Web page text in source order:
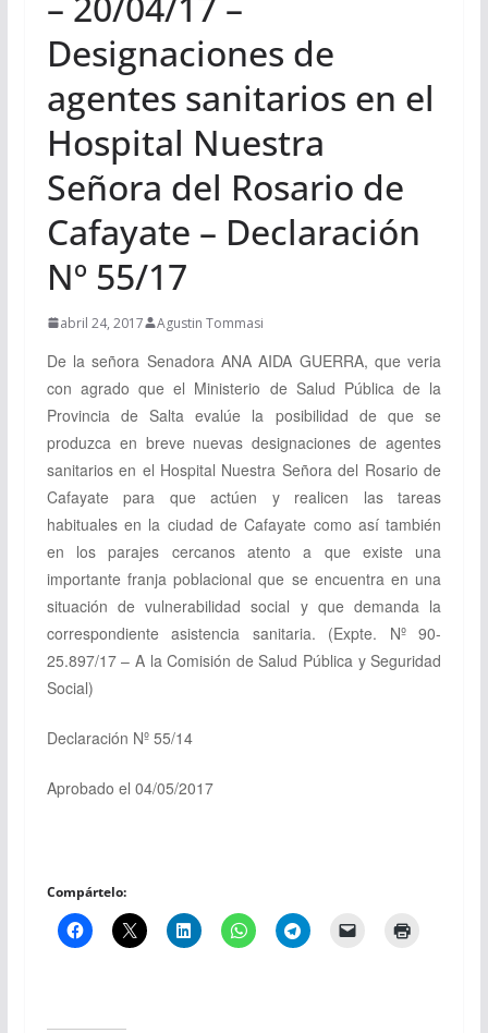
Designaciones de
agentes sanitarios en el
Hospital Nuestra
Señora del Rosario de
Cafayate – Declaración
Nº 55/17
abril 24, 2017 Agustin Tommasi
De la señora Senadora ANA AIDA GUERRA, que veria
con agrado que el Ministerio de Salud Pública de la
Provincia de Salta evalúe la posibilidad de que se
produzca en breve nuevas designaciones de agentes
sanitarios en el Hospital Nuestra Señora del Rosario de
Cafayate para que actúen y realicen las tareas
habituales en la ciudad de Cafayate como así también
en los parajes cercanos atento a que existe una
importante franja poblacional que se encuentra en una
situación de vulnerabilidad social y que demanda la
correspondiente asistencia sanitaria. (Expte. Nº 90-
25.897/17 – A la Comisión de Salud Pública y Seguridad
Social)
Declaración Nº 55/14
Aprobado el 04/05/2017
Compártelo: